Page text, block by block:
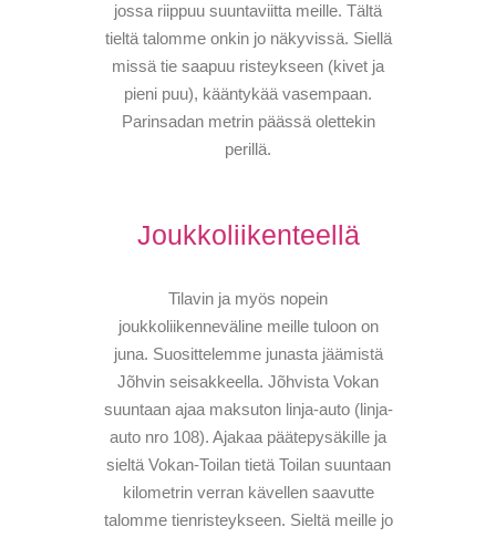
jossa riippuu suuntaviitta meille. Tältä
tieltä talomme onkin jo näkyvissä. Siellä
missä tie saapuu risteykseen (kivet ja
pieni puu), kääntykää vasempaan.
Parinsadan metrin päässä olettekin
perillä.
Joukkoliikenteellä
Tilavin ja myös nopein
joukkoliikenneväline meille tuloon on
juna. Suosittelemme junasta jäämistä
Jõhvin seisakkeella. Jõhvista Vokan
suuntaan ajaa maksuton linja-auto (linja-
auto nro 108). Ajakaa päätepysäkille ja
sieltä Vokan-Toilan tietä Toilan suuntaan
kilometrin verran kävellen saavutte
talomme tienristeykseen. Sieltä meille jo